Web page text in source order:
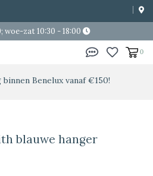
woe-zat 10:30 - 18:00
0
Benelux vanaf €150!
blauwe hanger